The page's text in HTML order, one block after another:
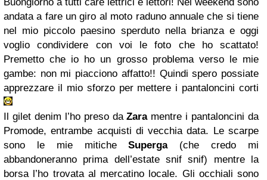
andata a fare un giro al moto raduno annuale che si tiene
nel mio piccolo paesino sperduto nella brianza e oggi
voglio condividere con voi le foto che ho scattato!
Premetto che io ho un grosso problema verso le mie
gambe: non mi piacciono affatto!! Quindi spero possiate
apprezzare il mio sforzo per mettere i pantaloncini corti
Il gilet denim l’ho preso daZaramentre i pantaloncini da
Promode, entrambe acquisti di vecchia data. Le scarpe
sono le mie miticheSuperga(che credo mi
abbandoneranno prima dell’estate snif snif) mentre la
borsa l’ho trovata al mercatino locale. Gli occhiali sono